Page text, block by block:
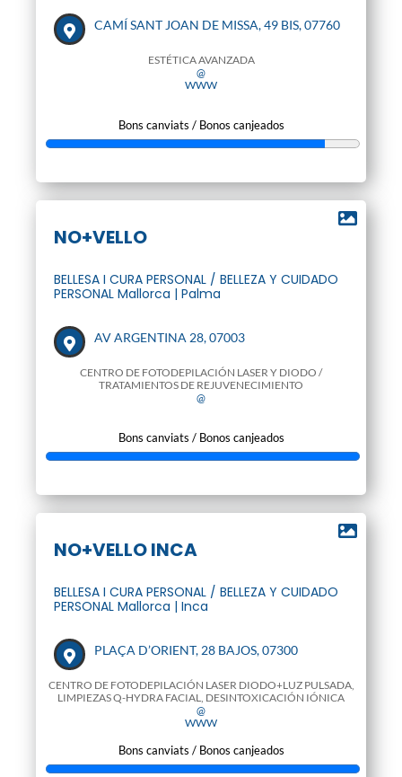
CAMÍ SANT JOAN DE MISSA, 49 BIS, 07760
ESTÉTICA AVANZADA
@
WWW
Bons canviats / Bonos canjeados
NO+VELLO
BELLESA I CURA PERSONAL / BELLEZA Y CUIDADO
PERSONAL Mallorca | Palma
AV ARGENTINA 28, 07003
CENTRO DE FOTODEPILACIÓN LASER Y DIODO /
TRATAMIENTOS DE REJUVENECIMIENTO
@
Bons canviats / Bonos canjeados
NO+VELLO INCA
BELLESA I CURA PERSONAL / BELLEZA Y CUIDADO
PERSONAL Mallorca | Inca
PLAÇA D’ORIENT, 28 BAJOS, 07300
CENTRO DE FOTODEPILACIÓN LASER DIODO+LUZ PULSADA,
LIMPIEZAS Q-HYDRA FACIAL, DESINTOXICACIÓN IÓNICA
@
WWW
Bons canviats / Bonos canjeados